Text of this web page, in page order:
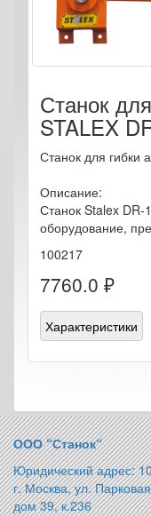
Станок
STALEX
Станок для гибки
Описание:
Станок Stalex DR-
оборудование,
100217
7760.0 ₽
Характеристики
ООО “Станок“
Юридический адрес:
г. Москва, ул.
дом 39, к.236